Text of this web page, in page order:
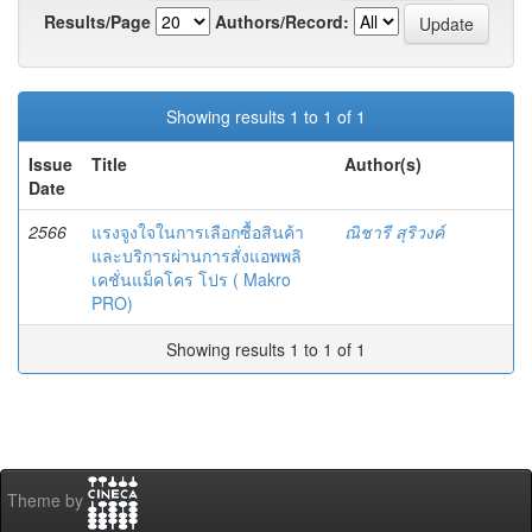
Results/Page
Authors/Record:
Showing results 1 to 1 of 1
Issue
Date
Title Author(s)
2566
แรงจูงใจในการเลือกซื้อสินค้า
และบริการผ่านการสั่งแอพพลิ
เคชั่นแม็คโคร โปร ( Makro
PRO)
ณิชารี สุริวงค์
Showing results 1 to 1 of 1
Theme by